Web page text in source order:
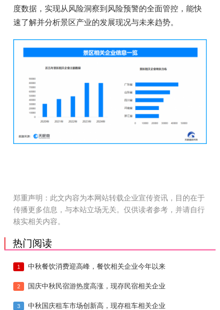
度数据，实现从风险洞察到风险预警的全面管控，能快
速了解并分析景区产业的发展现况与未来趋势。
郑重声明：此文内容为本网站转载企业宣传资讯，目的在于
传播更多信息，与本站立场无关。仅供读者参考，并请自行
核实相关内容。
热门阅读
1 中秋餐饮消费迎高峰，餐饮相关企业今年以来
2 国庆中秋民宿游热度高涨，现存民宿相关企业
3 中秋国庆租车市场创新高，现存租车相关企业